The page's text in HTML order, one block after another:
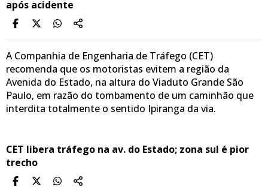
após acidente
A Companhia de Engenharia de Tráfego (CET)
recomenda que os motoristas evitem a região da
Avenida do Estado, na altura do Viaduto Grande São
Paulo, em razão do tombamento de um caminhão que
interdita totalmente o sentido Ipiranga da via.
CET libera tráfego na av. do Estado; zona sul é pior
trecho